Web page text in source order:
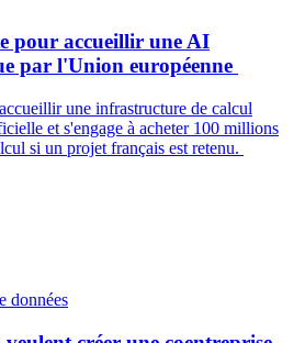
pour accueillir une AI
par l'Union européenne
une infrastructure de calcul
et s'engage à acheter 100 millions
si un projet français est retenu.
données